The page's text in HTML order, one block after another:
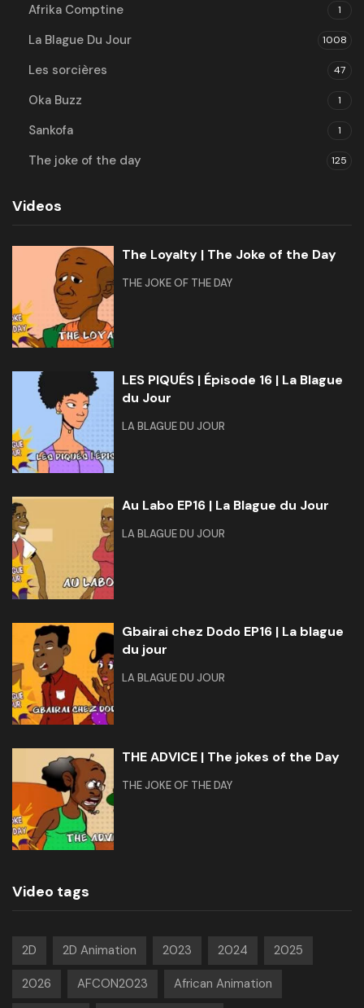
Afrika Comptine 1
La Blague Du Jour 1008
Les sorcières 47
Oka Buzz 1
Sankofa 1
The joke of the day 125
Videos
The Loyalty | The Joke of the Day
THE JOKE OF THE DAY
LES PIQUÉS | Épisode 16 | La Blague
du Jour
LA BLAGUE DU JOUR
Au Labo EP16 | La Blague du Jour
LA BLAGUE DU JOUR
Gbairai chez Dodo EP16 | La blague
du jour
LA BLAGUE DU JOUR
THE ADVICE | The jokes of the Day
THE JOKE OF THE DAY
Video tags
2D 2D Animation 2023 2024 2025
2026 AFCON2023 African Animation